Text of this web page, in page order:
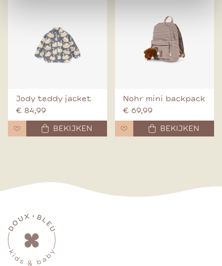
Jody teddy jacket
€ 84,99
BEKIJKEN
Nohr mini backpack
€ 69,99
BEKIJKEN